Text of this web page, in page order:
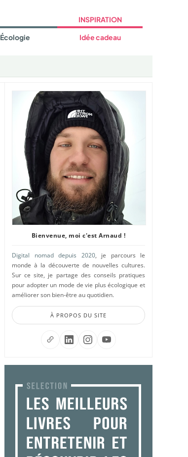
Écologie
INSPIRATION
Idée cadeau
Bienvenue, moi c'est Arnaud !
Digital nomad depuis 2020, je parcours le
monde à la découverte de nouvelles cultures.
Sur ce site, je partage des conseils pratiques
pour adopter un mode de vie plus écologique et
améliorer son bien-être au quotidien.
À PROPOS DU SITE